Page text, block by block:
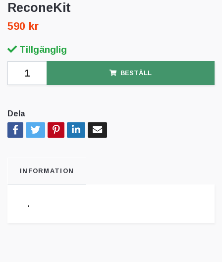
ReconeKit
590 kr
Tillgänglig
BESTÄLL
Dela
INFORMATION
.